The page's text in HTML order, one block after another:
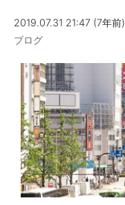
2019.07.31 21:47 (7年前)
ブログ